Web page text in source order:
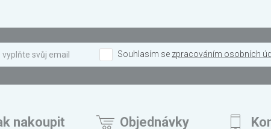
Souhlasím se zpracováním osobních
nakoupit Objednávky